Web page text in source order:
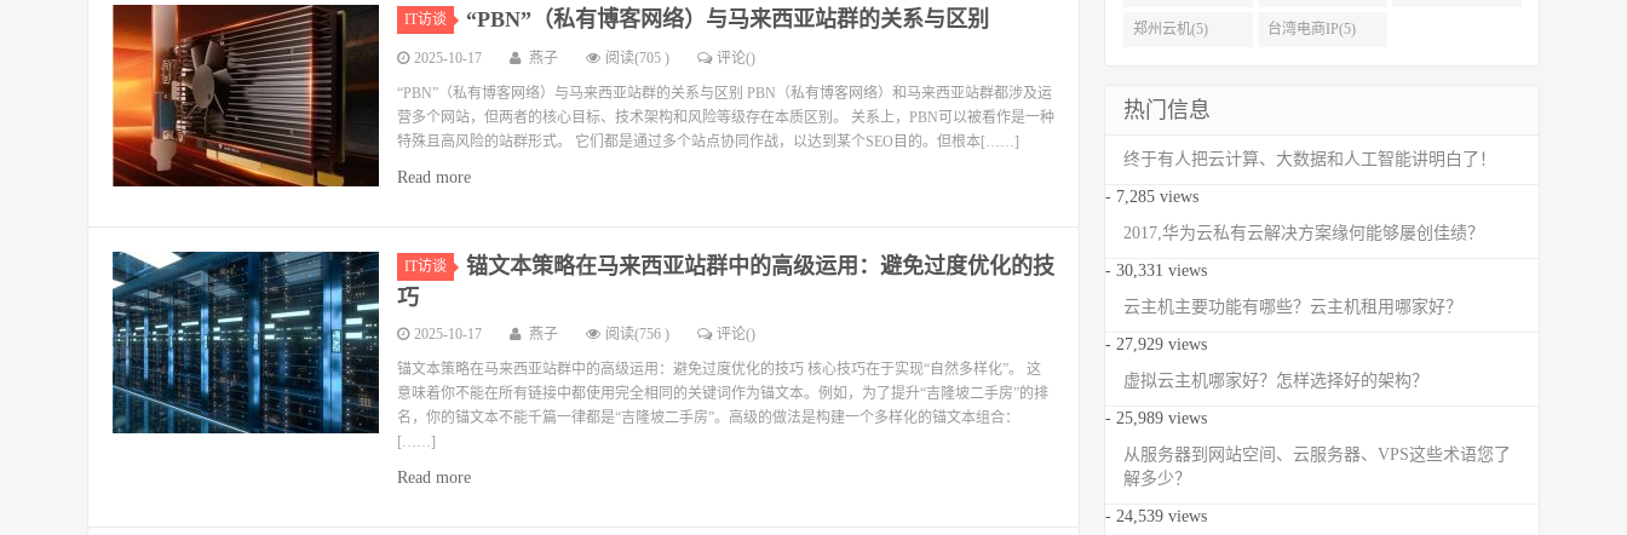
IT访谈 “PBN”（私有博客网络）与马来西亚站群的关系与区别
2025-10-17 燕子 阅读(705 ) 评论()
“PBN”（私有博客网络）与马来西亚站群的关系与区别 PBN（私有博客网络）和马来西亚站群都涉及运
营多个网站，但两者的核心目标、技术架构和风险等级存在本质区别。 关系上，PBN可以被看作是一种
特殊且高风险的站群形式。 它们都是通过多个站点协同作战，以达到某个SEO目的。但根本[……]
Read more
IT访谈
锚文本策略在马来西亚站群中的高级运用：避免过度优化的技
巧
2025-10-17 燕子 阅读(756 ) 评论()
锚文本策略在马来西亚站群中的高级运用：避免过度优化的技巧 核心技巧在于实现“自然多样化”。 这
意味着你不能在所有链接中都使用完全相同的关键词作为锚文本。例如，为了提升“吉隆坡二手房”的排
名，你的锚文本不能千篇一律都是“吉隆坡二手房”。高级的做法是构建一个多样化的锚文本组合：
[……]
Read more
(5) IP(5)
郑州云机(5) 台湾电商IP(5)
热门信息
终于有人把云计算、大数据和人工智能讲明白了！
- 7,285 views
2017,华为云私有云解决方案缘何能够屡创佳绩？
- 30,331 views
云主机主要功能有哪些？云主机租用哪家好？
- 27,929 views
虚拟云主机哪家好？怎样选择好的架构？
- 25,989 views
从服务器到网站空间、云服务器、VPS这些术语您了
解多少？
- 24,539 views